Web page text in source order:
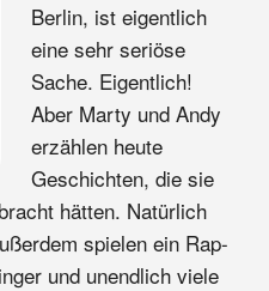
Berlin, ist eigentlich
eine sehr seriöse
Sache. Eigentlich!
Aber Marty und Andy
erzählen heute
Geschichten, die sie
hätten. Natürlich
spielen ein Rap-
und unendlich viele